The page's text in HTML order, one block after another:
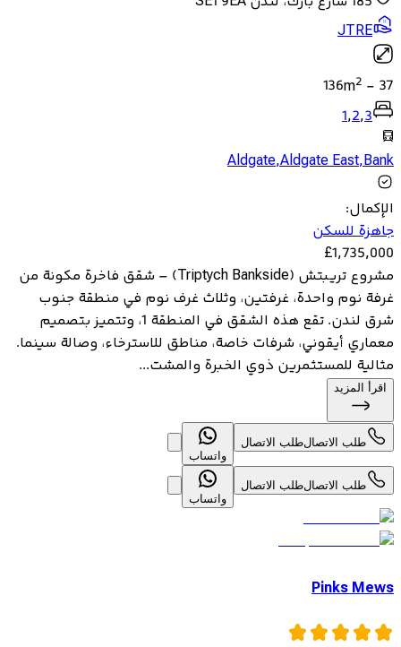
JTRE
37
-
136m2
1,2,3
Aldgate,Aldgate East,Bank
الإكمال:
جاهزة للسكن
£1,735,000
مشروع تريبتش (Triptych Bankside) – شقق فاخرة مكونة من
غرفة نوم واحدة، غرفتين، وثلاث غرف نوم في منطقة جنوب
شرق لندن. تقع هذه الشقق في المنطقة 1، وتتميز بتصميم
معماري أيقوني، شرفات خاصة، مناطق للاسترخاء، وصالة سينما.
مثالية للمستثمرين ذوي الخبرة والمشت...
اقرأ المزيد
طلب الاتصالطلب الاتصال
واتساب
طلب الاتصالطلب الاتصال
واتساب
Pinks Mews